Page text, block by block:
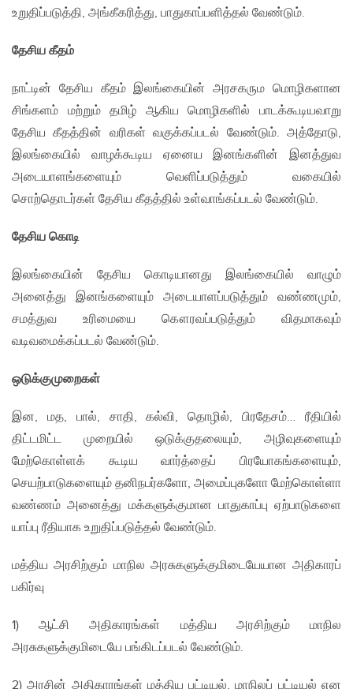
உறுதிப்படுத்தி, அங்கீகரித்து, பாதுகாப்பளித்தல் வேண்டும்.
தேசிய கீதம்
நாட்டின் தேசிய கீதம் இலங்கையின் அரசகரும மொழிகளான
சிங்களம் மற்றும் தமிழ் ஆகிய மொழிகளில் பாடக்கூடியவாறு
தேசிய கீதத்தின் வரிகள் வகுக்கப்படல் வேண்டும். அத்தோடு,
இலங்கையில் வாழக்கூடிய ஏனைய இனங்களின் இனத்துவ
அடையாளங்களையும் வெளிப்படுத்தும் வகையில்
சொற்தொடர்கள் தேசிய கீதத்தில் உள்வாங்கப்படல் வேண்டும்.
தேசிய கொடி
இலங்கையின் தேசிய கொடியானது இலங்கையில் வாழும்
அனைத்து இனங்களையும் அடையாளப்படுத்தும் வண்ணமும்,
சமத்துவ உரிமையை கௌரவப்படுத்தும் விதமாகவும்
வடிவமைக்கப்படல் வேண்டும்.
ஒடுக்குமுறைகள்
இன, மத, பால், சாதி, கல்வி, தொழில், பிரதேசம்… ரீதியில்
திட்டமிட்ட முறையில் ஒடுக்குதலையும், அழிவுகளையும்
மேற்கொள்ளக் கூடிய வார்த்தைப் பிரயோகங்களையும்,
செயற்பாடுகளையும் தனிநபர்களோ, அமைப்புகளோ மேற்கொள்ளா
வண்ணம் அனைத்து மக்களுக்குமான பாதுகாப்பு ஏற்பாடுகளை
யாப்பு ரீதியாக உறுதிப்படுத்தல் வேண்டும்.
மத்திய அரசிற்கும் மாநில அரசுகளுக்குமிடையேயான அதிகாரப்
பகிர்வு
1) ஆட்சி அதிகாரங்கள் மத்திய அரசிற்கும் மாநில
அரசுகளுக்குமிடையே பங்கிடப்படல் வேண்டும்.
2) அரசின் அதிகாரங்கள் மத்திய பட்டியல், மாநிலப் பட்டியல் என